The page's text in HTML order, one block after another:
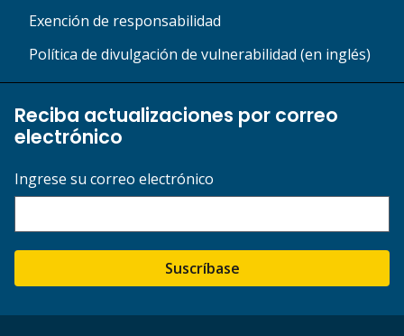
Exención de responsabilidad
Política de divulgación de vulnerabilidad (en inglés)
Reciba actualizaciones por correo
electrónico
Ingrese su correo electrónico
Suscríbase